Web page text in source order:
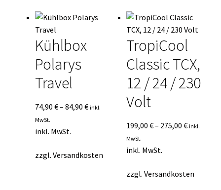
Kühlbox
Polarys
Travel
74,90 €– 84,90 € inkl.
MwSt.
inkl. MwSt.
zzgl. Versandkosten
TropiCool
Classic TCX,
12 / 24 / 230
Volt
199,00€– 275,00€ inkl.
MwSt.
inkl. MwSt.
zzgl.Versandkosten